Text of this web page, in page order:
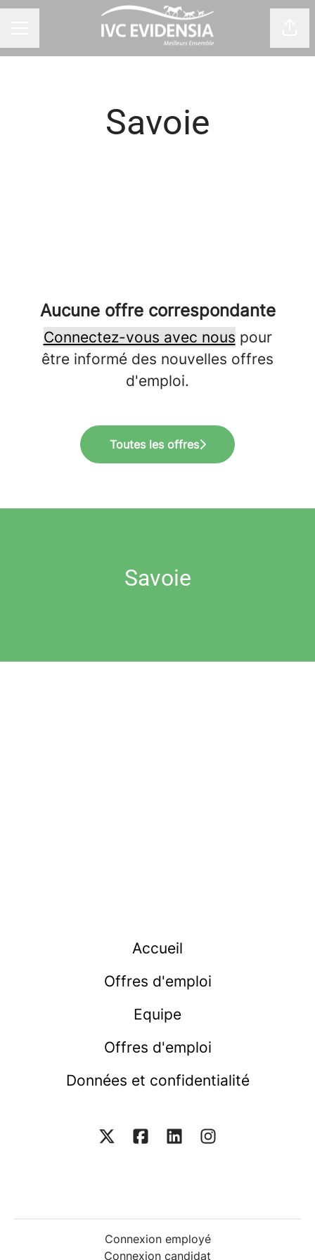
Savoie
Aucune offre correspondante
Connectez-vous avec nous pour
être informé des nouvelles offres
d'emploi.
Toutes les offres
Savoie
Accueil
Offres d'emploi
Equipe
Offres d'emploi
Données et confidentialité
Connexion employé
Connexion candidat